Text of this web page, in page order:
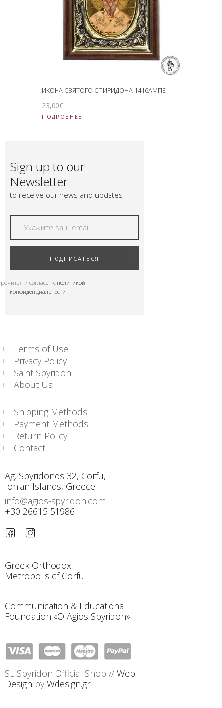
ИКОНА СВЯТОГО СПИРИДОНА 1416АМПЕ
23,00€
ПОДРОБНЕЕ
Sign up to our
Newsletter
to receive our news and updates
ПОДПИСАТЬСЯ
и согласен с политикой
конфиденциальности
Terms of Use
Privacy Policy
Saint Spyridon
About Us
Shipping Methods
Payment Methods
Return Policy
Contact
Ag. Spyridonos 32, Corfu,
Ionian Islands, Greece
info@agios-spyridon.com
+30 26615 51986
Greek Orthodox
Metropolis of Corfu
Communication & Educational
Foundation «O Agios Spyridon»
St. Spyridon Official Shop // Web
Design by Wdesign.gr